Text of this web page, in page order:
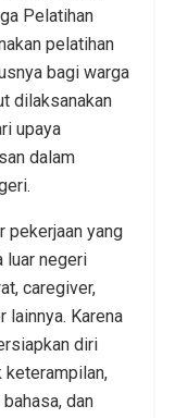
Pelatihan
pelatihan
bagi warga
dilaksanakan
upaya
dalam
pekerjaan yang
luar negeri
caregiver,
lainnya. Karena
diri
keterampilan,
dan